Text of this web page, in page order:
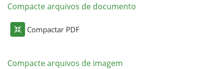
Compacte arquivos de documento
Compactar PDF
Compacte arquivos de imagem